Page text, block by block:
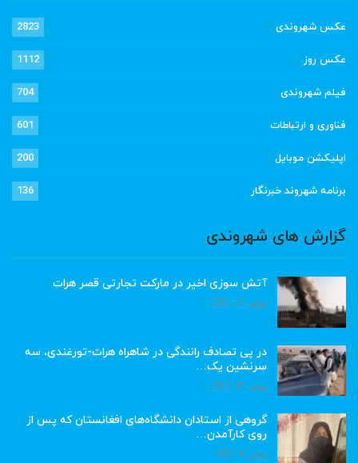
عکس شهروندی 2823
عکس روز 1112
فیلم شهروندی 704
فناوری و ارتباطات 601
اپلیکشن موبایل 200
برنامه شهروند خبرنگار 136
گزارش های شهروندی
آتش سوزی اخیر در مارکت تجارتی قصر هرات
ژوئن 22, 2023
در پی تصادف رانندگی در شاهراه هرات-تورغندی، سه
سرنشین یک…
ژوئن 15, 2023
گروهی از استادان دانشگاه‌های افغانستان که پس از
روی کارآمدن…
ژوئن 6, 2023